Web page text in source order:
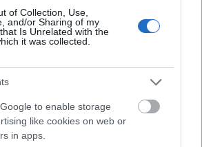
of Collection, Use,
and/or Sharing of my
Is Unrelated with the
it was collected.
to enable storage
like cookies on web or
in apps.
αλλάζει με ραγδαίους ρυθμούς, η
αποφάσεωναναδεικνύεται ως
εφόδιο των σύγχρονων
Η καλλιέργειά της
και διάθεση για έξοδο από
είναι αυτή ακριβώς που
μια ιδέα σε